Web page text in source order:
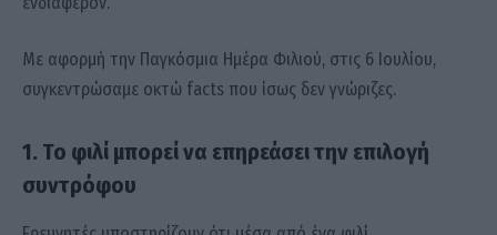
Με αφορμή την Παγκόσμια Ημέρα Φιλιού, στις 6 Ιουλίου,
συγκεντρώσαμε οκτώ facts που ίσως δεν γνώριζες.
1. Το φιλί μπορεί να επηρεάσει την επιλογή
συντρόφου